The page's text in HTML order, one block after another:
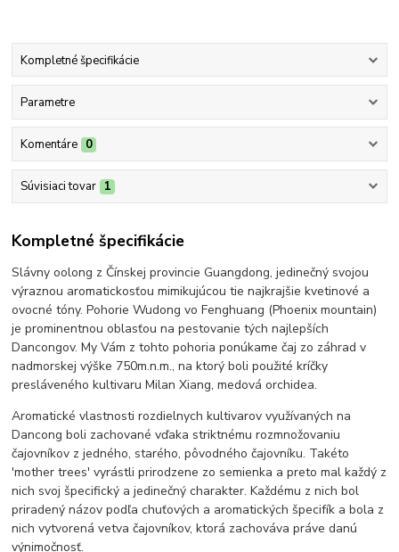
Kompletné špecifikácie
Parametre
Komentáre 0
Súvisiaci tovar 1
Kompletné špecifikácie
Slávny oolong z Čínskej provincie Guangdong, jedinečný svojou
výraznou aromatickosťou mimikujúcou tie najkrajšie kvetinové a
ovocné tóny. Pohorie Wudong vo Fenghuang (Phoenix mountain)
je prominentnou oblasťou na pestovanie tých najlepších
Dancongov. My Vám z tohto pohoria ponúkame čaj zo záhrad v
nadmorskej výške 750m.n.m., na ktorý boli použité kríčky
presláveného kultivaru Milan Xiang, medová orchidea.
Aromatické vlastnosti rozdielnych kultivarov využívaných na
Dancong boli zachované vďaka striktnému rozmnožovaniu
čajovníkov z jedného, starého, pôvodného čajovníku. Takéto
'mother trees' vyrástli prirodzene zo semienka a preto mal každý z
nich svoj špecifický a jedinečný charakter. Každému z nich bol
priradený názov podľa chuťových a aromatických špecifík a bola z
nich vytvorená vetva čajovníkov, ktorá zachováva práve danú
výnimočnosť.